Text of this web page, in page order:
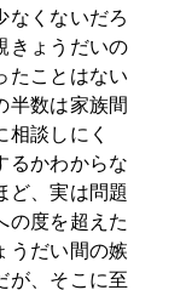
なくないだろ
きょうだいの
ことはない
半数は家族間
談しにく
るかわからな
ど、実は問題
の度を超えた
うだい間の嫉
が、そこに至